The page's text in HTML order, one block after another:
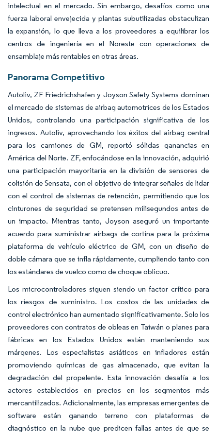
intelectual en el mercado. Sin embargo, desafíos como una
fuerza laboral envejecida y plantas subutilizadas obstaculizan
la expansión, lo que lleva a los proveedores a equilibrar los
centros de ingeniería en el Noreste con operaciones de
ensamblaje más rentables en otras áreas.
Panorama Competitivo
Autoliv, ZF Friedrichshafen y Joyson Safety Systems dominan
el mercado de sistemas de airbag automotrices de los Estados
Unidos, controlando una participación significativa de los
ingresos. Autoliv, aprovechando los éxitos del airbag central
para los camiones de GM, reportó sólidas ganancias en
América del Norte. ZF, enfocándose en la innovación, adquirió
una participación mayoritaria en la división de sensores de
colisión de Sensata, con el objetivo de integrar señales de lidar
con el control de sistemas de retención, permitiendo que los
cinturones de seguridad se pretensen milisegundos antes de
un impacto. Mientras tanto, Joyson aseguró un importante
acuerdo para suministrar airbags de cortina para la próxima
plataforma de vehículo eléctrico de GM, con un diseño de
doble cámara que se infla rápidamente, cumpliendo tanto con
los estándares de vuelco como de choque oblicuo.
Los microcontroladores siguen siendo un factor crítico para
los riesgos de suministro. Los costos de las unidades de
control electrónico han aumentado significativamente. Solo los
proveedores con contratos de obleas en Taiwán o planes para
fábricas en los Estados Unidos están manteniendo sus
márgenes. Los especialistas asiáticos en infladores están
promoviendo químicas de gas almacenado, que evitan la
degradación del propelente. Esta innovación desafía a los
actores establecidos en precios en los segmentos más
mercantilizados. Adicionalmente, las empresas emergentes de
software están ganando terreno con plataformas de
diagnóstico en la nube que predicen fallas antes de que se